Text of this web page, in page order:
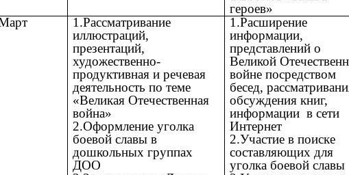
героев»
1.Рассматривание
иллюстраций,
презентаций,
художественно-
продуктивная и речевая
деятельность по теме
«Великая Отечественная
война»
2.Оформление уголка
боевой славы в
дошкольных группах
ДОО
1.Расширение
информации,
представлений о
Великой
войне посредством
бесед,
обсуждения книг,
информации в сети
Интернет
2.Участие в поиске
составляющих для
уголка боевой славы